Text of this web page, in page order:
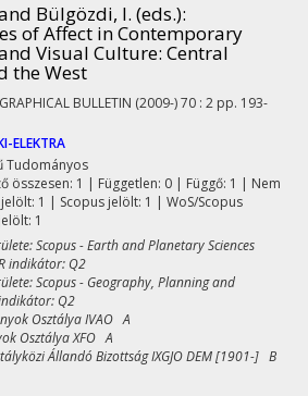
Bülgözdi, I. (eds.):
of Affect in Contemporary
Visual Culture: Central
the West
BULLETIN (2009-)70 : 2 pp. 193-
ELEKTRA
Tudományos
összesen: 1 | Független: 0 | Függő: 1 | Nem
1 | Scopus jelölt: 1 | WoS/Scopus
1
Scopus - Earth and Planetary Sciences
indikátor: Q2
Scopus - Geography, Planning and
Q2
Osztálya IVAO A
Osztálya XFO A
Állandó Bizottság IXGJO DEM [1901-] B